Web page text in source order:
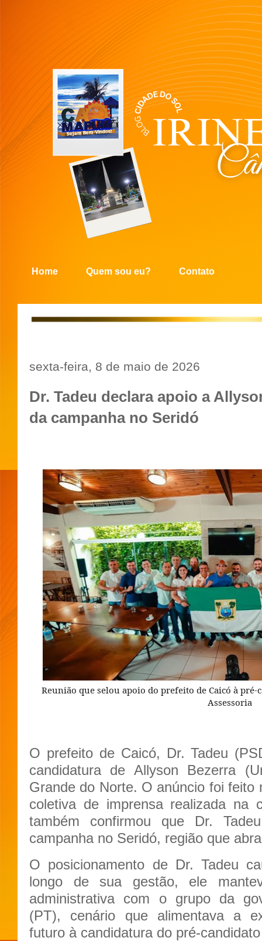
Home Quem sou eu? Contato
sexta-feira, 8 de maio de 2026
Dr. Tadeu declara apoio a
da campanha no Seridó
Reunião que selou apoio do prefeito de Caicó à
Assessoria
O prefeito de Caicó, Dr. Tadeu
candidatura de Allyson Bezerra
Grande do Norte. O anúncio foi feito
coletiva de imprensa realizada na
também confirmou que Dr.
campanha no Seridó, região que
O posicionamento de Dr. Tadeu
longo de sua gestão, ele
administrativa com o grupo da
(PT), cenário que alimentava a
futuro à candidatura do pré-